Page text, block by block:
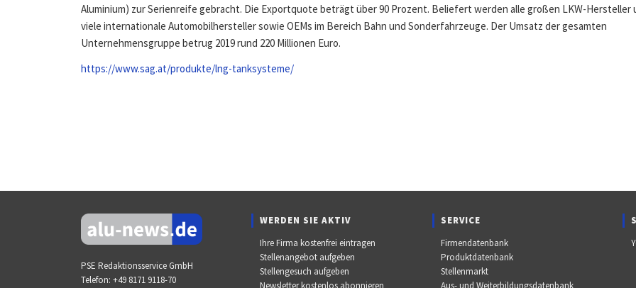
Aluminium) zur Serienreife gebracht. Die Exportquote beträgt über 90 Prozent. Beliefert werden alle großen LKW-Hersteller
viele internationale Automobilhersteller sowie OEMs im Bereich Bahn und Sonderfahrzeuge. Der Umsatz der gesamten
Unternehmensgruppe betrug 2019 rund 220 Millionen Euro.
https://www.sag.at/produkte/lng-tanksysteme/
PSE Redaktionsservice GmbH
Telefon: +49 8171 9118-70
WERDEN SIE AKTIV
Ihre Firma kostenfrei eintragen
Stellenangebot aufgeben
Stellengesuch aufgeben
SERVICE
Firmendatenbank
Produktdatenbank
Stellenmarkt